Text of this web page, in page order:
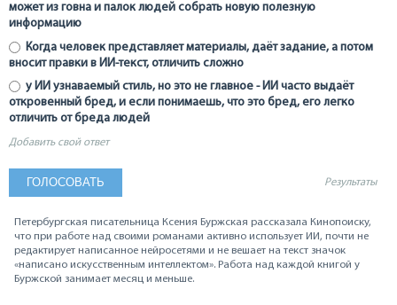
может из говна и палок людей собрать новую полезную
информацию
Когда человек представляет материалы, даёт задание, а потом
вносит правки в ИИ-текст, отличить сложно
у ИИ узнаваемый стиль, но это не главное - ИИ часто выдаёт
откровенный бред, и если понимаешь, что это бред, его легко
отличить от бреда людей
Добавить свой ответ
Результаты
Петербургская писательница Ксения Буржская рассказала Кинопоиску,
что при работе над своими романами активно использует ИИ, почти не
редактирует написанное нейросетями и не вешает на текст значок
«написано искусственным интеллектом». Работа над каждой книгой у
Буржской занимает месяц и меньше.